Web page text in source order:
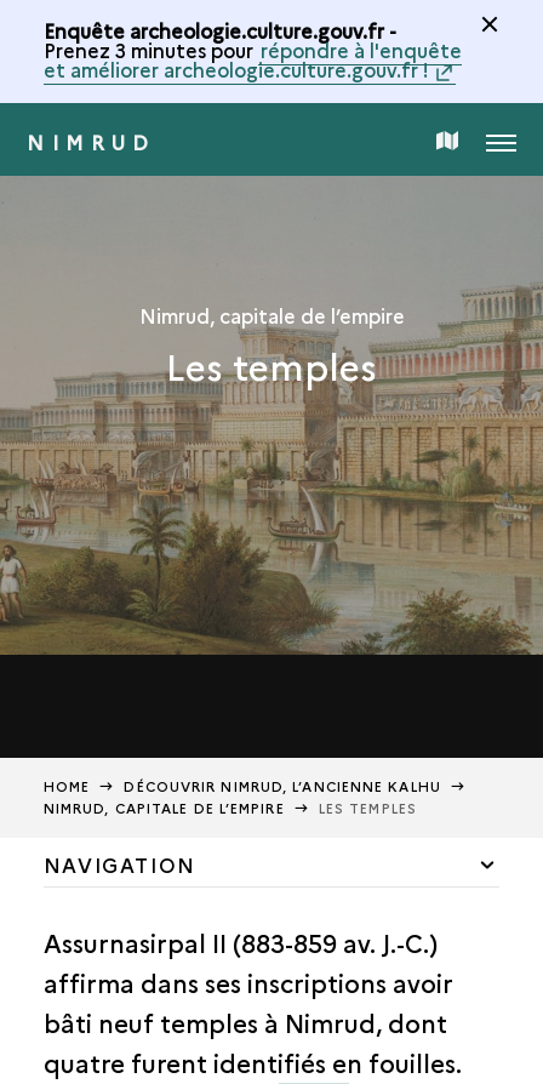
Enquête archeologie.culture.gouv.fr -
Prenez 3 minutes pour répondre à l'enquête
et améliorer archeologie.culture.gouv.fr !
NIMRUD CARTE
COLLECTION
MENU
Nimrud, capitale de l’empire
Les temples
HOME
DÉCOUVRIR NIMRUD, L’ANCIENNE KALHU
NIMRUD, CAPITALE DE L’EMPIRE
LES TEMPLES
NAVIGATION
NIMRUD, CAPITALE DE L’EMPIRE
LES PALAIS
LES TEMPLES
Assurnasirpal II (883-859 av. J.-C.)
affirma dans ses inscriptions avoir
bâti neuf temples à Nimrud, dont
quatre furent identifiés en fouilles.